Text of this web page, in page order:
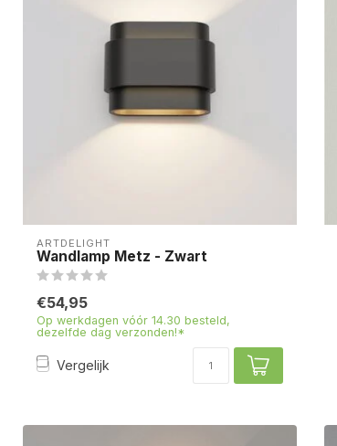
ARTDELIGHT
Wandlamp Metz - Zwart
€54,95
Op werkdagen vóór 14.30 besteld,
dezelfde dag verzonden!*
Vergelijk